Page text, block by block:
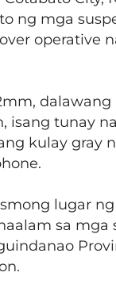
ng mga
operative
dalawang
isang tunay
kulay gray
lugar ng
sa mga